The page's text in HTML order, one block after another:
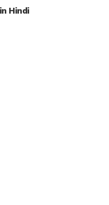
Hindi